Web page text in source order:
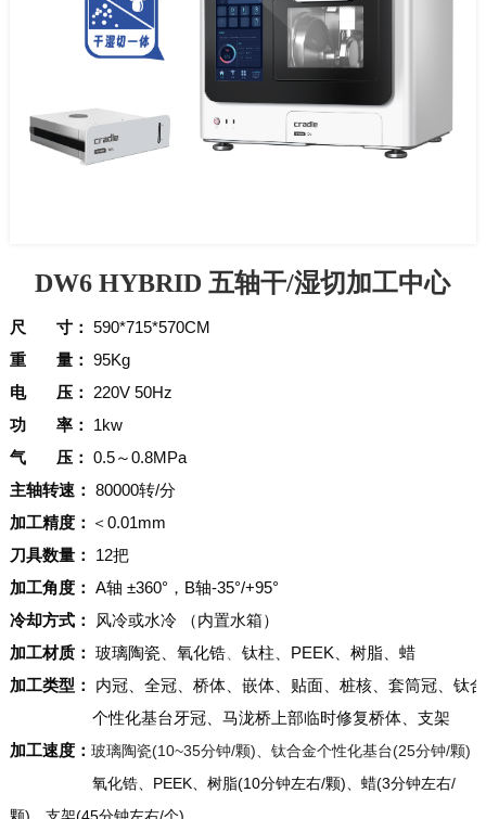
DW6 HYBRID 五轴干/湿切加工中心
尺 寸： 590*715*570CM
重 量： 95Kg
电
压： 220V 50Hz
功
率： 1kw
气 压： 0.5～0.8MPa
主轴转速： 80000转/分
加工精度： ＜0.01mm
刀具数量： 12把
加工角度： A轴 ±360°，B轴-35°/+95°
冷却方式：
风冷或水冷 （内置水箱）
加工材质： 玻璃陶瓷 、氧化锆、 钛柱、PEEK、树脂、蜡
加工类型： 内冠、全冠、桥体、嵌体、贴面、桩核、套筒冠、钛
个性化基台牙冠、马泷桥上部临时修复桥体、支架
加工速度： 玻璃陶瓷(10~35分钟/颗)、钛合金个性化基台(25分钟/颗)
氧化锆、PEEK、树脂(10分钟左右/颗)、蜡(3分钟左右/